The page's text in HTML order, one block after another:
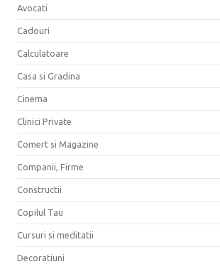
Avocati
Cadouri
Calculatoare
Casa si Gradina
Cinema
Clinici Private
Comert si Magazine
Companii, Firme
Constructii
Copilul Tau
Cursuri si meditatii
Decoratiuni